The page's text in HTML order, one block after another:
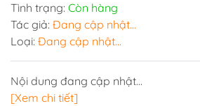
Tình trạng: Còn hàng
Tác giả: Đang cập nhật...
Loại: Đang cập nhật...
Nội dung đang cập nhật...
[Xem chi tiết]